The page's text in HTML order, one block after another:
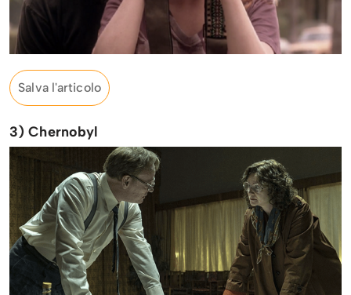
Salva l'articolo
3) Chernobyl